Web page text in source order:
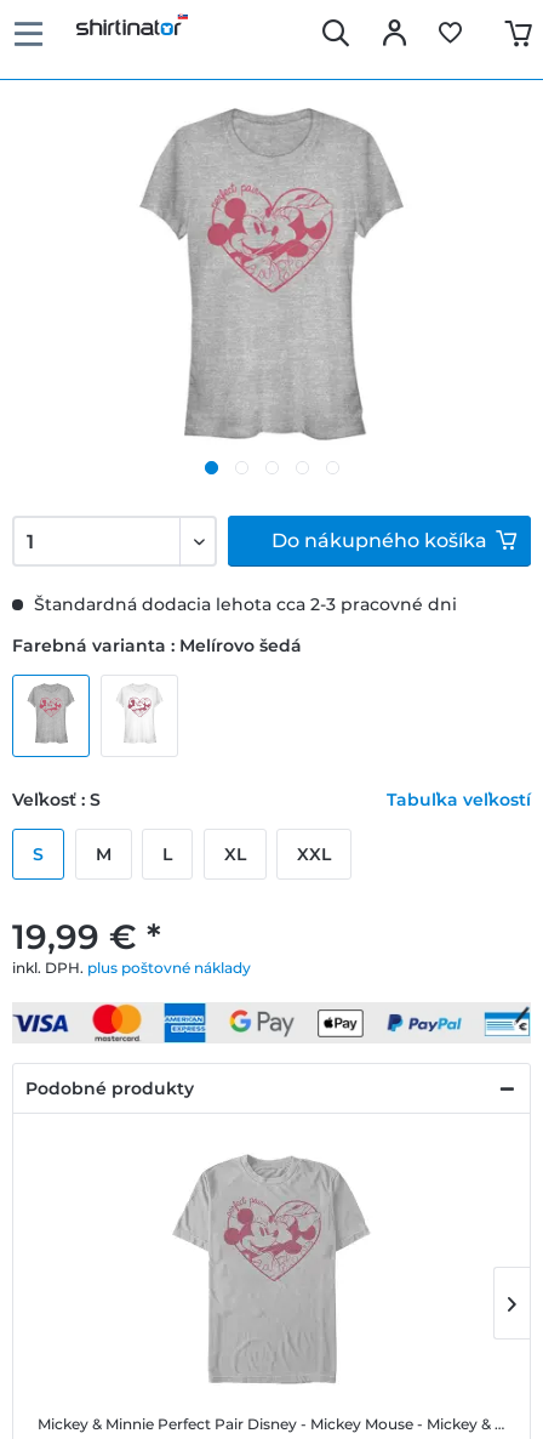
19,99 € *
inkl. DPH. plus poštovné náklady
Štandardná dodacia lehota cca 2-3 pracovné dni
Farebná varianta : Melírovo šedá
Veľkosť : S Tabuľka veľkostí
S M L XL XXL
Do nákupného košíka
Podobné produkty
Mickey & Minnie Perfect Pair Disney - Mickey Mouse - Mickey & Minnie Perfect Pair - Pánske Tričko